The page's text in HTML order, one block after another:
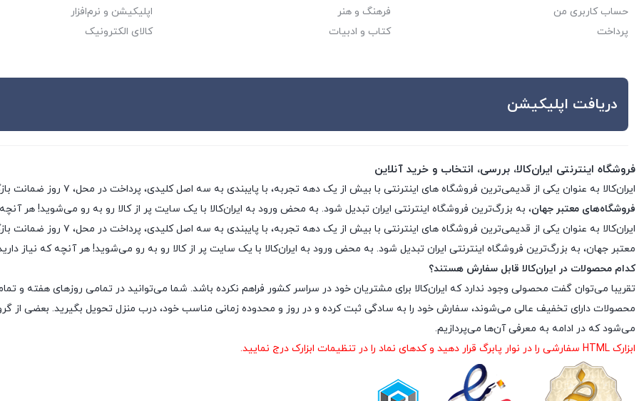
حساب کاربری من
پرداخت
فرهنگ و هنر
کتاب و ادبیات
اپلیکیشن و نرم‌افزار
کالای الکترونیک
دریافت اپلیکیشن
فروشگاه اینترنتی ایران‌کالا، بررسی، انتخاب و خرید آنلاین
ایران‌کالا به عنوان یکی از قدیمی‌ترین فروشگاه های اینترنتی با بیش از یک دهه تجربه، با پایبندی به سه اصل کلیدی، پرداخت در محل، ۷ روز ضمانت بازگشت کالا و تضمین اصل‌بودن کالا، موفق شده تا همگام با
فروشگاه‌های معتبر جهان، به بزرگ‌ترین فروشگاه اینترنتی ایران تبدیل شود. به محض ورود به ایران‌کالا با یک سایت پر از کالا رو به رو می‌شوید! هر
ایران‌کالا به عنوان یکی از
معتبر جهان، به بزرگ‌ترین فروشگاه اینترنتی ایران تبدیل شود. به محض ورود به ایران‌کالا با یک سایت پر از کالا رو به رو می‌شوید! هر آنچه که نیاز
کدام محصولات در ایران‌کالا قابل سفارش هستند؟
تقریبا می‌توان گفت محصولی وجود ندارد که ایران‌کالا برای مشتریان خود در سراسر کشور فراهم نکرده باشد. شما می‌توانید در تمامی روزهای هفته و
محصولات دارای تخفیف عالی می‌شوند، سفارش خود را به سادگی ثبت کرده و در روز و محدوده زمانی مناسب خود، درب منزل تحویل بگیرید. بعضی از
می‌شود که در ادامه به معرفی آن‌ها می‌پردازیم.
ابزارک HTML سفارشی را در نوار پابرگ قرار دهید و کدهای نماد را در تنظیمات ابزارک درج نمایید.